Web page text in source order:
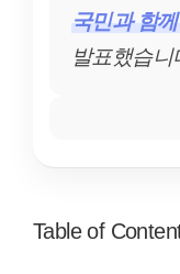
국민과 함
발표했습니
Table of